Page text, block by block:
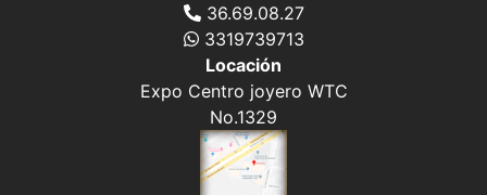
36.69.08.27
3319739713
Locación
Expo Centro joyero WTC
No.1329